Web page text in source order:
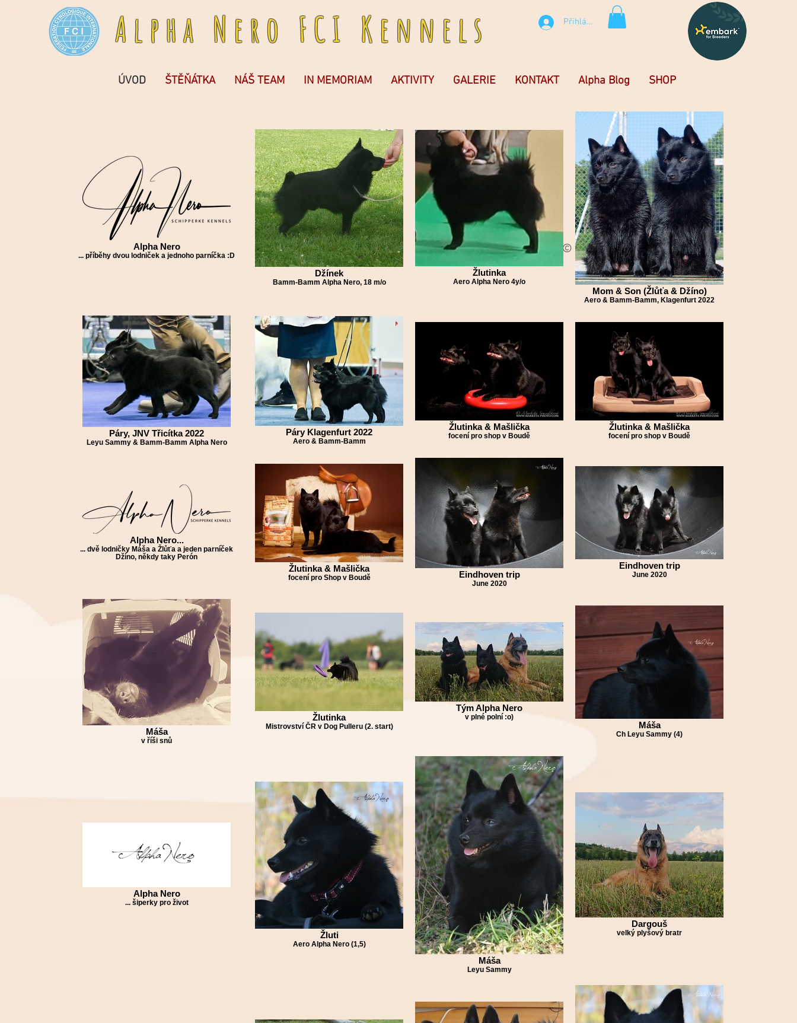
A l p h a N e r o F C I K e n n e l s Přihlásit se
ÚVOD ŠTĚŇÁTKA NÁŠ TEAM IN MEMORIAM AKTIVITY GALERIE KONTAKT Alpha Blog SHOP
© Copyright
Alpha Nero
... příběhy dvou lodniček a jednoho parníčka :D
Džínek
Bamm-Bamm Alpha Nero, 18 m/o
Žlutinka
Aero Alpha Nero 4y/o
Mom & Son (Žlůťa & Džíno)
Aero & Bamm-Bamm, Klagenfurt 2022
Páry, JNV Třicítka 2022
Leyu Sammy & Bamm-Bamm Alpha Nero
Páry Klagenfurt 2022
Aero & Bamm-Bamm
Žlutinka & Mašlička
focení pro shop v Boudě
Žlutinka & Mašlička
focení pro shop v Boudě
Alpha Nero...
... dvě lodničky Máša a Žlůťa a jeden parníček
Džíno, někdy taky Perón
Žlutinka & Mašlička
focení pro Shop v Boudě Eindhoven trip
June 2020
Eindhoven trip
June 2020
Máša
v říši snů
Žlutinka
Mistrovství ČR v Dog Pulleru (2. start)
Tým Alpha Nero
v plné polní :o)
Máša
Ch Leyu Sammy (4)
Alpha Nero
... šiperky pro život
Žluti
Aero Alpha Nero (1,5)
Máša
Leyu Sammy
Dargouš
velký plyšový bratr